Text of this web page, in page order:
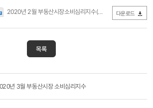
2020년 2월 부동산시장소비심리지수(공표자료).hwp (0Byte /
다운로드
목록
년 3월 부동산시장 소비심리지수